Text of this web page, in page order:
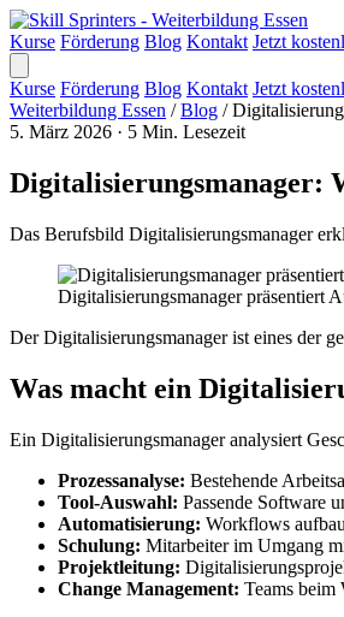
Kurse Förderung Blog Kontakt Jetzt
Kurse Förderung Blog Kontakt Jetzt
Weiterbildung Essen / Blog /
5. März 2026 · 5 Min. Lesezeit
Digitalisierungsmanager:
Das Berufsbild Digitalisierungsmanager
Digitalisierungsmanager präsentiert
Der Digitalisierungsmanager ist eines der
Was macht ein
Ein Digitalisierungsmanager analysiert
Prozessanalyse: Bestehende
Tool-Auswahl: Passende Software
Automatisierung: Workflows
Schulung: Mitarbeiter im Umgang
Projektleitung:
Change Management: Teams beim